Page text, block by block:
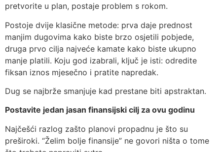
pretvorite u plan, postaje problem s rokom.
Postoje dvije klasične metode: prva daje prednost
manjim dugovima kako biste brzo osjetili pobjede,
druga prvo cilja najveće kamate kako biste ukupno
manje platili. Koju god izabrali, ključ je isti: odredite
fiksan iznos mjesečno i pratite napredak.
Dug se najbrže smanjuje kad prestane biti apstraktan.
Postavite jedan jasan finansijski cilj za ovu godinu
Najčešći razlog zašto planovi propadnu je što su
preširoki. “Želim bolje finansije” ne govori ništa o tome